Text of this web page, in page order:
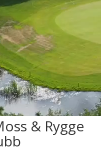
& Rygge